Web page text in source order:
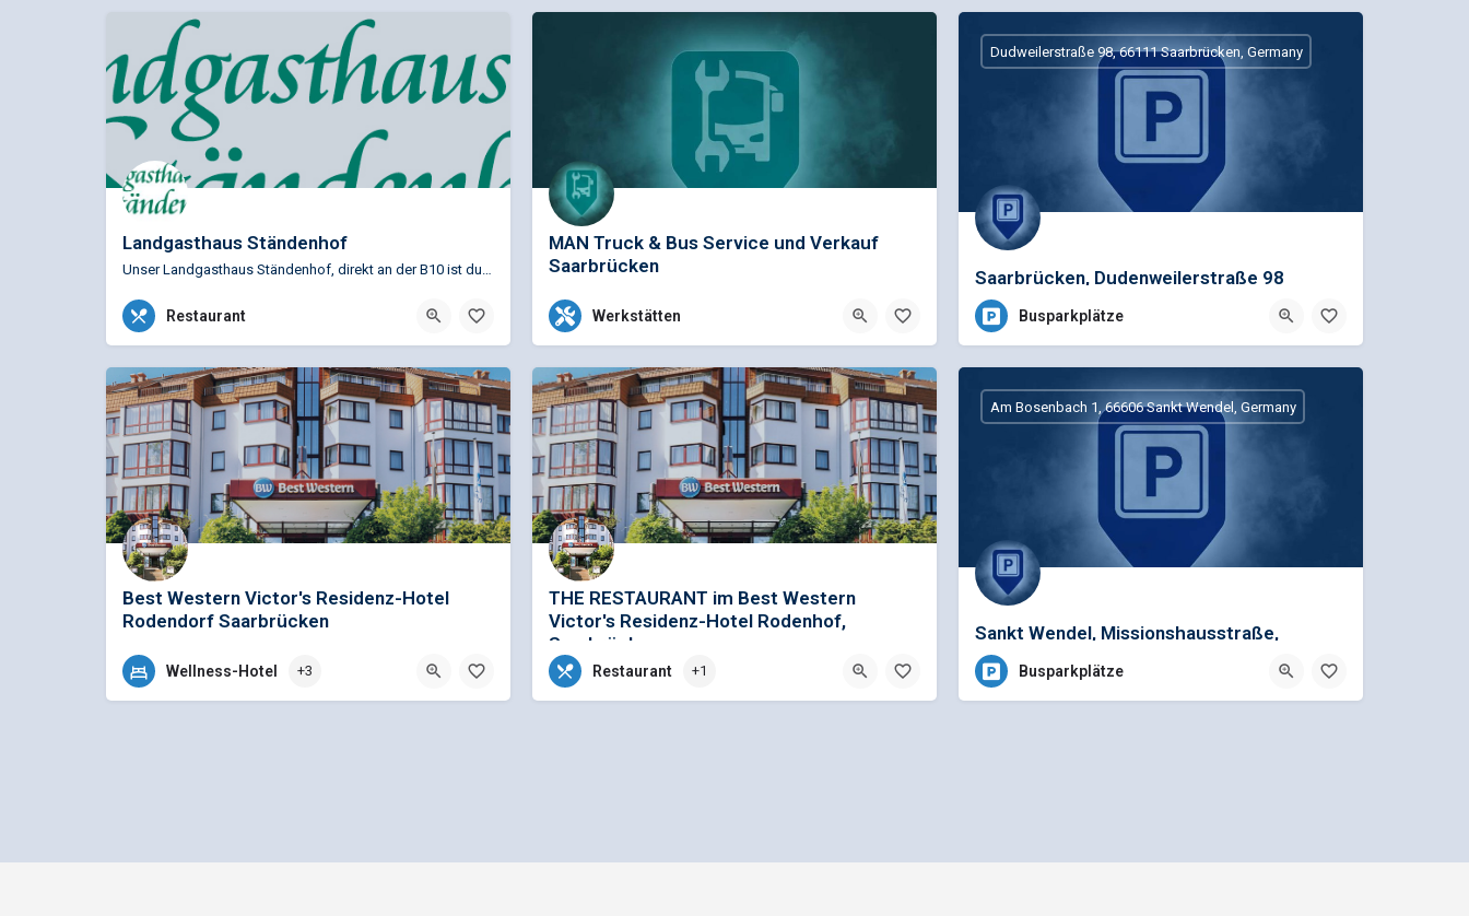
Landgasthaus Ständenhof
Unser Landgasthaus Ständenhof, direkt an der B10 ist durch seine Lage ihr idealer Zwischenstopp zum…
06395 6276
An der B10, 66981 Münchweiler, Deutschland
Restaurant
MAN Truck & Bus Service und Verkauf
Saarbrücken
+49 (681)8769-0
Werkstätten
Saarbrücken, Dudenweilerstraße 98
Dudweilerstraße 98, 66111 Saarbrücken, Germany
Busparkplätze
Best Western Victor's Residenz-Hotel
Rodendorf Saarbrücken
+49 (0)681 4102-0
Wellness-Hotel +3
THE RESTAURANT im Best Western
Victor's Residenz-Hotel Rodenhof,
Saarbrücken
AngeboteGerne senden wir Ihnen auf Anfrage unsere, speziell für Gruppen kreierten, Buffet- und Menüvorschläge…
+49 (0)0681 4102-0
Restaurant +1
Sankt Wendel, Missionshausstraße,
Kirmesplatz
Am Bosenbach 1, 66606 Sankt Wendel, Germany
Busparkplätze